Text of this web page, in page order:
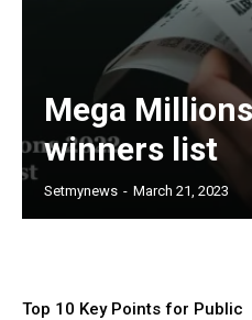
Mega
winners list
Setmynews - March 21, 2023
Top 10 Key Points for Public